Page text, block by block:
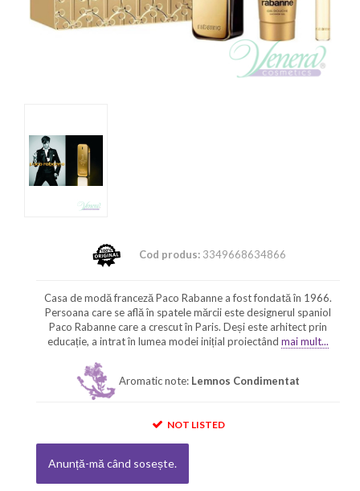
Cod produs:3349668634866
Casa de modă franceză Paco Rabanne a fost fondată în 1966.
Persoana care se află în spatele mărcii este designerul spaniol
Paco Rabanne care a crescut în Paris. Deși este arhitect prin
educație, a intrat în lumea modei inițial proiectând mai mult...
Aromatic note: Lemnos Condimentat
NOT LISTED
Anunță-mă când sosește.